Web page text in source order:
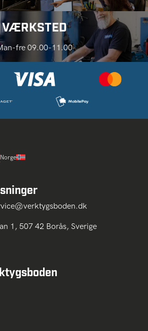
VÆRKSTED
fre 09.00-11.00
Norge
1, 507 42 Borås, Sverige